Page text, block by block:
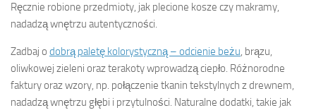
Ręcznie robione przedmioty, jak plecione kosze czy makramy,
nadadzą wnętrzu autentyczności.
Zadbaj o dobrą paletę kolorystyczną – odcienie beżu, brązu,
oliwkowej zieleni oraz terakoty wprowadzą ciepło. Różnorodne
faktury oraz wzory, np. połączenie tkanin tekstylnych z drewnem,
nadadzą wnętrzu głębi i przytulności. Naturalne dodatki, takie jak